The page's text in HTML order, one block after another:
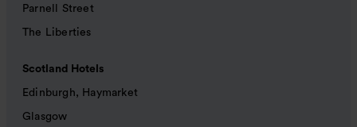
Parnell Street
The Liberties
Scotland Hotels
Edinburgh, Haymarket
Glasgow